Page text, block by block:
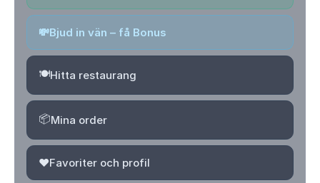
💸Bjud in vän – få Bonus
🍽️Hitta restaurang
📦Mina order
❤️Favoriter och profil